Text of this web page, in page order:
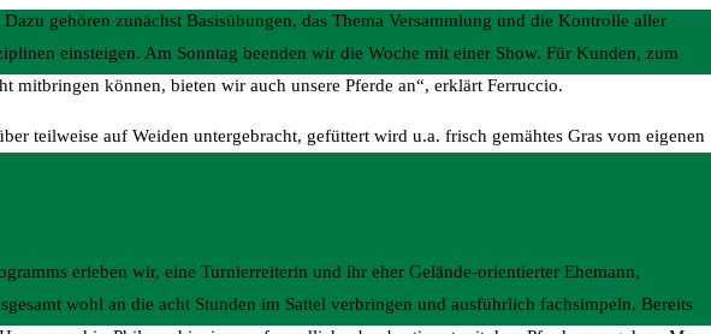
gehören zunächst Basisübungen, das Thema Versammlung und die Kontrolle aller
einsteigen. Am Sonntag beenden wir die Woche mit einer Show. Für Kunden, zum
mitbringen können, bieten wir auch unsere Pferde an“, erklärt Ferruccio.
teilweise auf Weiden untergebracht, gefüttert wird u.a. frisch gemähtes Gras vom eigenen
erleben wir, eine Turnierreiterin und ihr eher Gelände-orientierter Ehemann,
wohl an die acht Stunden im Sattel verbringen und ausführlich fachsimpeln. Bereits